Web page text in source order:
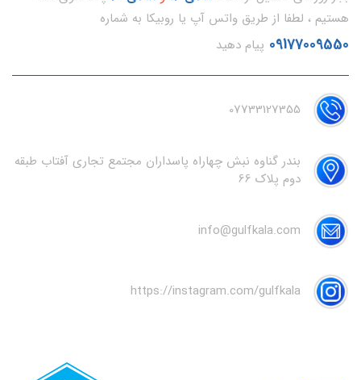
هستیم ، لطفا از طریق واتس آپ یا روبیکا به شماره
09177009550 پیام دهید
07733127355
بندر گناوه نبش چهاراه پاسداران مجتمع تجاری آفتاب طبقه
دوم پلاک 66
info@gulfkala.com
https://instagram.com/gulfkala